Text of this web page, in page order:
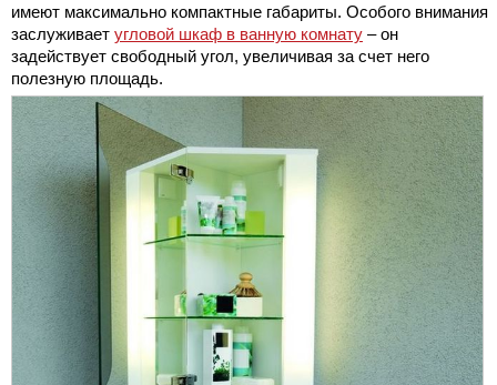
имеют максимально компактные габариты. Особого внимания
заслуживает угловой шкаф в ванную комнату – он
задействует свободный угол, увеличивая за счет него
полезную площадь.